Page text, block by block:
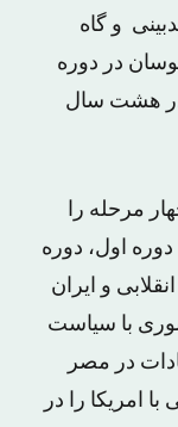
و گاه
در دوره
در هشت سال
مرحله را
اول، دوره
و ایران
با سیاست
در مصر
امریکا را در